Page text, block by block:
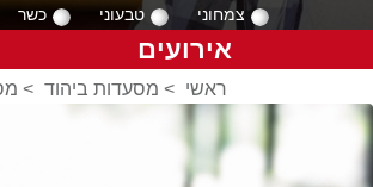
צמחוני טבעוני כשר
אירועים
ראשי > מסעדות ביהוד >